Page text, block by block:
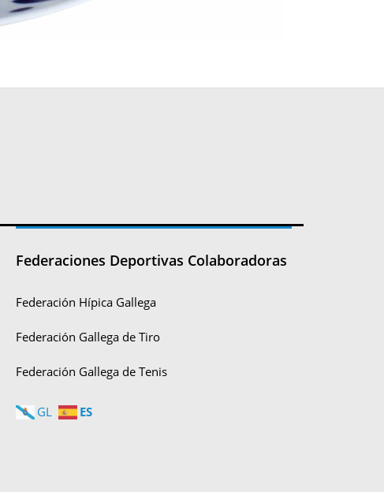
Federaciones Deportivas Colaboradoras
Federación Hípica Gallega
Federación Gallega de Tiro
Federación Gallega de Tenis
GL ES